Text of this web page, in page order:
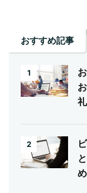
おすすめ記事
1
2